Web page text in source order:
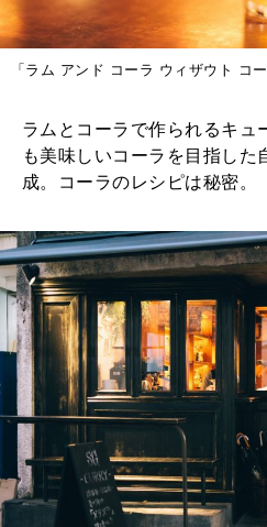
「ラム アンド コーラ ウィザウト コ
ラムとコーラで作られるキュ
も美味しいコーラを目指した
成。コーラのレシピは秘密。